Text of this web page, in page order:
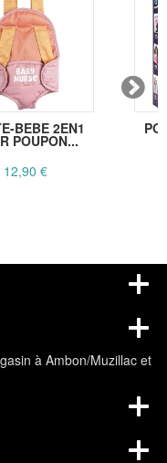
BEBE 2EN1
POUPON...
12,90 €
à Ambon/Muzillac et